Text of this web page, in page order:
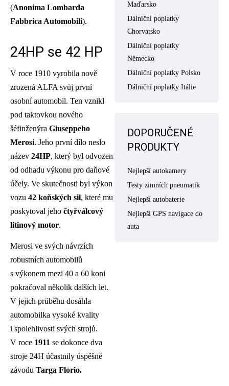
(Anonima Lombarda
Fabbrica Automobili).
24HP se 42 HP
V roce 1910 vyrobila nově
zrozená ALFA svůj první
osobní automobil. Ten vznikl
pod taktovkou nového
šéfinženýra Giuseppeho
Merosi. Jeho první dílo neslo
název 24HP, který byl odvozen
od odhadu výkonu pro daňové
účely. Ve skutečnosti byl výkon
vozu 42 koňských sil, které mu
poskytoval jeho čtyřválcový
litinový motor.
Merosi ve svých návrzích
robustních automobilů
s výkonem mezi 40 a 60 koni
pokračoval několik dalších let.
V jejich průběhu dosáhla
automobilka vysoké kvality
i spolehlivosti svých strojů.
V roce 1911 se dokonce dva
stroje 24H účastnily úspěšně
závodu Targa Florio.
Maďarsko
Dálniční poplatky
Chorvatsko
Dálniční poplatky
Německo
Dálniční poplatky Polsko
Dálniční poplatky Itálie
DOPORUČENÉ
PRODUKTY
Nejlepší autokamery
Testy zimních pneumatik
Nejlepší autobaterie
Nejlepší GPS navigace do
auta